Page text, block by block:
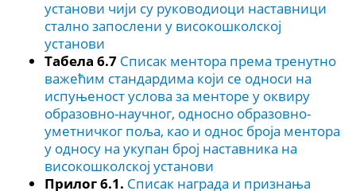
установи чији су руководиоци наставници
стално запослени у високошколској
установи
Табела 6.7 Списак ментора према тренутно
важећим стандардима који се односи на
испуњеност услова за менторе у оквиру
образовно-научног, односно образовно-
уметничког поља, као и однос броја ментора
у односу на укупан број наставника на
високошколској установи
Прилог 6.1. Списак награда и признања